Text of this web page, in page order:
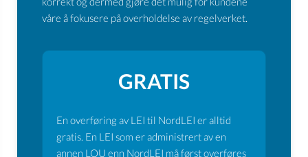
våre å fokusere på overholdelse av regelverket.
GRATIS
En overføring av LEI til NordLEI er alltid
gratis. En LEI som er administrert av en
annen LOU enn NordLEI må først overføres